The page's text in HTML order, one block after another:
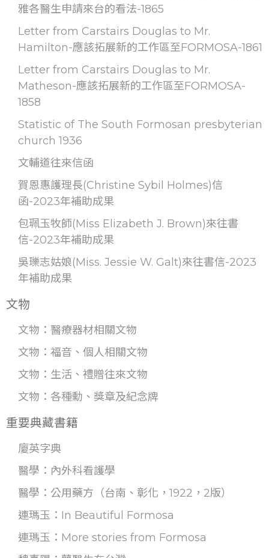
雅各醫生申請來台的看法-1865
Letter from Carstairs Douglas to Mr.
Hamilton-應該拓展新的工作區至FORMOSA-1861
Letter from Carstairs Douglas to Mr.
Matheson-應該拓展新的工作區至FORMOSA-
1858
Statistic of The South Formosan presbyterian
church 1936
文輔道往來信函
賀恩惠護理長(Christine Sybil Holmes)信
函-2023年補助成果
包珮玉牧師(Miss Elizabeth J. Brown)來往書
信-2023年補助成果
吳瓅志姑娘(Miss. Jessie W. Galt)來往書信-2023
年補助成果
文物
文物：醫療器材相關文物
文物：福音、個人相關文物
文物：生活、禮贈往來文物
文物：各種勳、獎章及紀念牌
重要典藏書籍
廈英字典
醫學：內外科看護學
醫學：公用藥方（台南、彰化，1922，2版）
連瑪玉：In Beautiful Formosa
連瑪玉：More stories from Formosa